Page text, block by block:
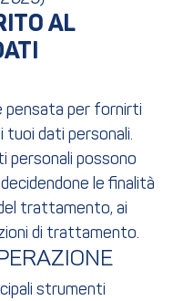
AL
pensata per fornirti
dati personali.
personali possono
le finalità
trattamento, ai
di trattamento.
strumenti